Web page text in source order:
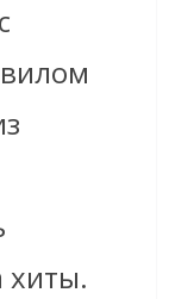
хиты.